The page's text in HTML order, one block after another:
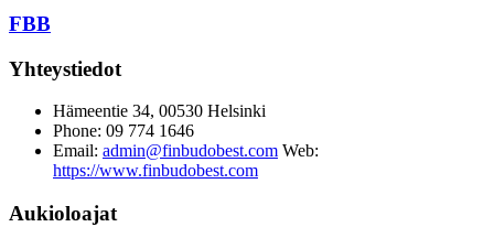
FBB
Yhteystiedot
Hämeentie 34, 00530 Helsinki
Phone: 09 774 1646
Email: admin@finbudobest.com Web:
https://www.finbudobest.com
Aukioloajat